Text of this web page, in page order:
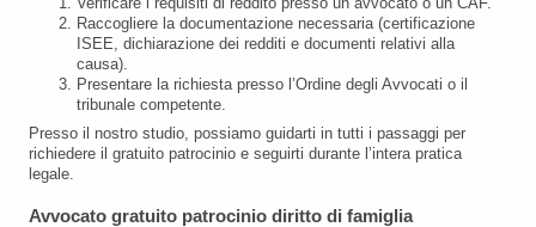
Raccogliere la documentazione necessaria (certificazione
ISEE, dichiarazione dei redditi e documenti relativi alla
causa).
Presentare la richiesta presso l’Ordine degli Avvocati o il
tribunale competente.
Presso il nostro studio, possiamo guidarti in tutti i passaggi per
richiedere il gratuito patrocinio e seguirti durante l’intera pratica
legale.
Avvocato gratuito patrocinio diritto di famiglia